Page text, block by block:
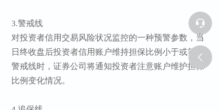
3.警戒线
对投资者信用交易风险状况监控的一种预警参数，当
日终收盘后投资者信用账户维持担保比例小于或等于
警戒线时，证券公司将通知投资者注意账户维护担保
比例变化情况。